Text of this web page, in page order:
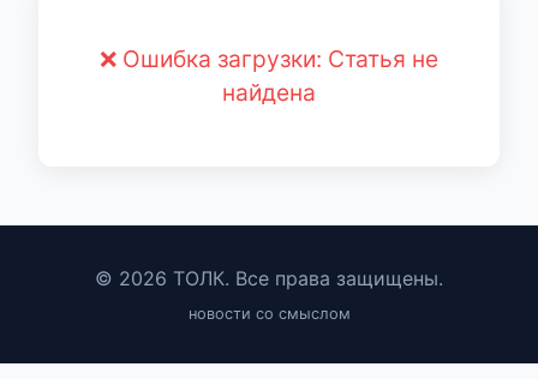
❌ Ошибка загрузки: Статья не
найдена
© 2026 ТОЛК. Все права защищены.
новости со смыслом